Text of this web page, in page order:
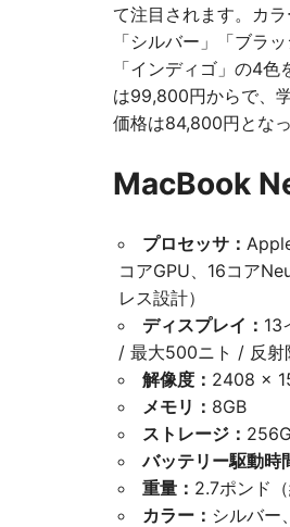
て注目されます。カ
「シルバー」「ブラ
「インディゴ」の4
は99,800円からで、
価格は84,800円となっ
MacBook
プロセッサ：
コアGPU、16コア
レス設計）
ディスプレイ： 13
/ 最大500ニト / 反射
解像度： 2408 ×
メモリ： 8GB
ストレージ：
バッテリー駆動時
重量： 2.7ポンド（
カラー： シルバー